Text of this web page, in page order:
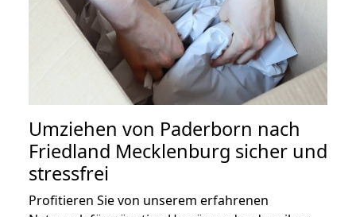
Umziehen von Paderborn nach
Friedland Mecklenburg sicher und
stressfrei
Profitieren Sie von unserem erfahrenen